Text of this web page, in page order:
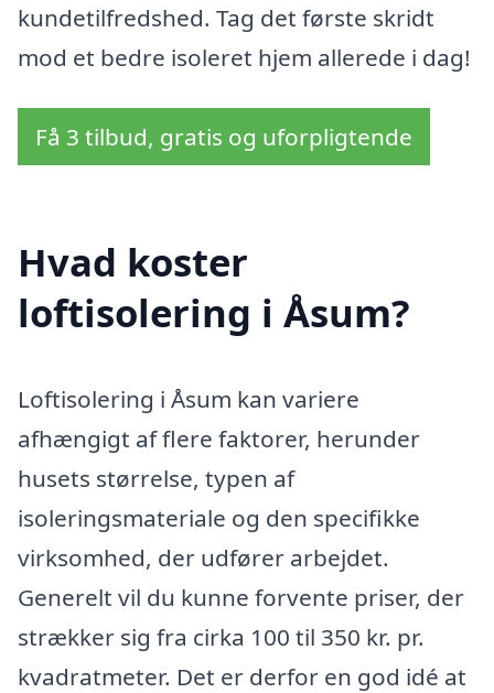
kundetilfredshed. Tag det første skridt
mod et bedre isoleret hjem allerede i dag!
Få 3 tilbud, gratis og uforpligtende
Hvad koster
loftisolering i Åsum?
Loftisolering i Åsum kan variere
afhængigt af flere faktorer, herunder
husets størrelse, typen af
isoleringsmateriale og den specifikke
virksomhed, der udfører arbejdet.
Generelt vil du kunne forvente priser, der
strækker sig fra cirka 100 til 350 kr. pr.
kvadratmeter. Det er derfor en god idé at